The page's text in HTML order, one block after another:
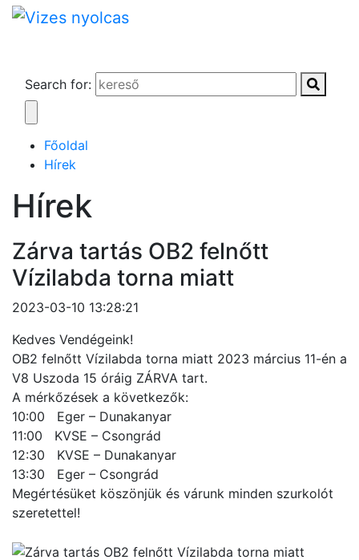
Search for:
Főoldal
Hírek
Hírek
Zárva tartás OB2 felnőtt
Vízilabda torna miatt
2023-03-10 13:28:21
Kedves Vendégeink!
OB2 felnőtt Vízilabda torna miatt 2023 március 11-én a
V8 Uszoda 15 óráig ZÁRVA tart.
A mérkőzések a következők:
10:00 Eger – Dunakanyar
11:00 KVSE – Csongrád
12:30 KVSE – Dunakanyar
13:30 Eger – Csongrád
Megértésüket köszönjük és várunk minden szurkolót
szeretettel!